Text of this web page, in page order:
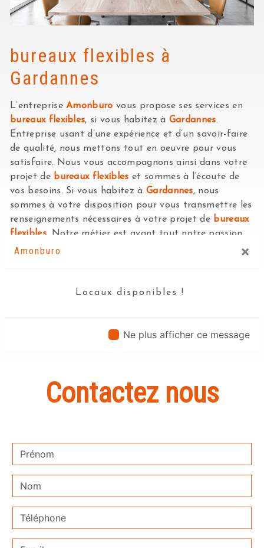
Amonburo ×
Locaux disponibles !
Ne plus afficher ce message
bureaux flexibles à
Gardannes
L’entrepriseAmonburo vous propose ses services en
bureaux flexibles, si vous habitez à Gardannes.
Entreprise usant d’une expérience et d’un savoir-faire
de qualité, nous mettons tout en oeuvre pour vous
satisfaire. Nous vous accompagnons ainsi dans votre
projet de bureaux flexibles et sommes à l’écoute de
vos besoins. Si vous habitez à Gardannes, nous
sommes à votre disposition pour vous transmettre les
renseignements nécessaires à votre projet de bureaux
flexibles. Notre métier est avant tout notre passion
et le partager avec vous renforce encore plus notre
Contactez nous